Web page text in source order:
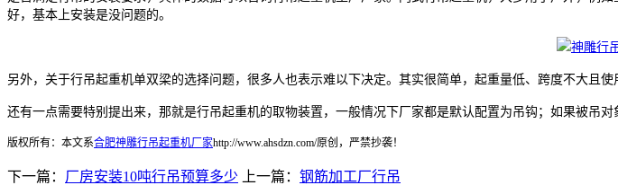
好，基本上安装是没问题的。
另外，关于行吊起重机单双梁的选择问题，很多人也表示难以下决定。其实很简单，起重量低、跨度不大且
还有一点需要特别提出来，那就是行吊起重机的取物装置，一般情况下厂家都是默认配置为吊钩；如果被吊
版权所有：本文系合肥神雕行吊起重机厂家http://www.ahsdzn.com/原创，严禁抄袭！
下一篇： 厂房安装10吨行吊预算多少 上一篇： 钢筋加工厂行吊